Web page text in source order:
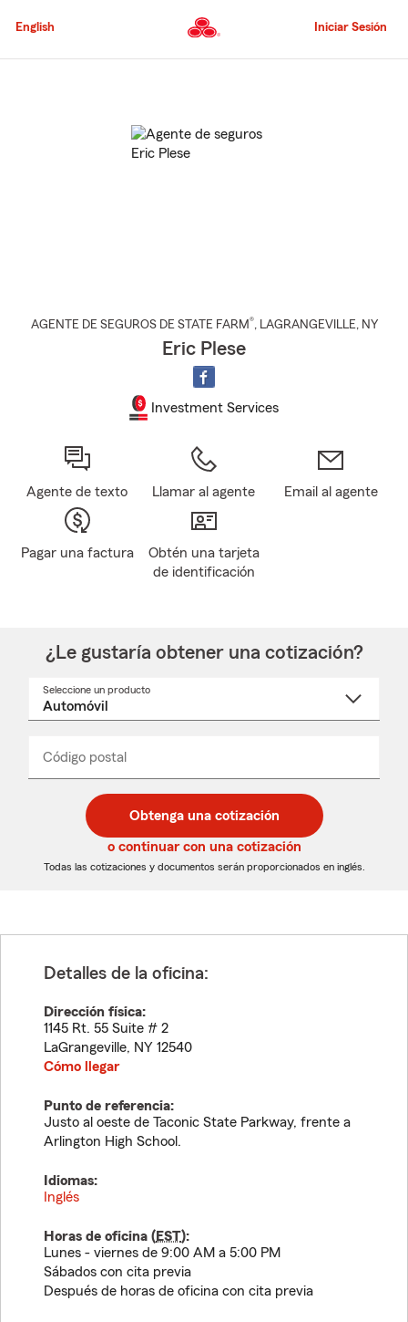
al
principal
English Iniciar Sesión
AGENTE DE SEGUROS DE STATE FARM®, LAGRANGEVILLE, NY
Eric Plese
Investment Services
Agente de texto Llamar al agente Email al agente
Pagar una factura
Obtén una tarjeta
de identificación
¿Le gustaría obtener una cotización?
Seleccione un producto
desplegable
Código postal
de
5
dígitos
de
5
dígitos
_____
Obtenga una cotización
o continuar con una cotización
Todas las cotizaciones y documentos serán proporcionados en inglés.
Detalles de la oficina:
Dirección física:
1145 Rt. 55 Suite # 2
LaGrangeville, NY 12540
Cómo llegar
Punto de referencia:
Justo al oeste de Taconic State Parkway, frente a
Arlington High School.
Idiomas:
Inglés
Horas de oficina (EST):
Lunes - viernes de 9:00 AM a 5:00 PM
Sábados con cita previa
Después de horas de oficina con cita previa